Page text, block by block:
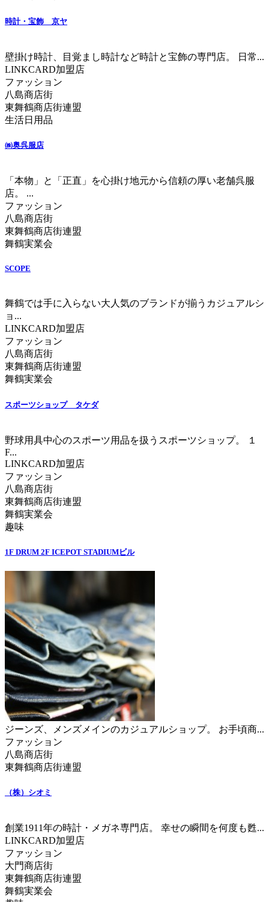
時計・宝飾 京ヤ
壁掛け時計、目覚まし時計など時計と宝飾の専門店。 日常...
LINKCARD加盟店
ファッション
八島商店街
東舞鶴商店街連盟
生活日用品
㈱奥呉服店
「本物」と「正直」を心掛け地元から信頼の厚い老舗呉服
店。 ...
ファッション
八島商店街
東舞鶴商店街連盟
舞鶴実業会
SCOPE
舞鶴では手に入らない大人気のブランドが揃うカジュアルシ
ョ...
LINKCARD加盟店
ファッション
八島商店街
東舞鶴商店街連盟
舞鶴実業会
スポーツショップ タケダ
野球用具中心のスポーツ用品を扱うスポーツショップ。 １
F...
LINKCARD加盟店
ファッション
八島商店街
東舞鶴商店街連盟
舞鶴実業会
趣味
1F DRUM 2F ICEPOT STADIUMビル
ジーンズ、メンズメインのカジュアルショップ。 お手頃商...
ファッション
八島商店街
東舞鶴商店街連盟
（株）シオミ
創業1911年の時計・メガネ専門店。 幸せの瞬間を何度も甦...
LINKCARD加盟店
ファッション
大門商店街
東舞鶴商店街連盟
舞鶴実業会